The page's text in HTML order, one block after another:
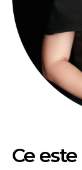
Ce este